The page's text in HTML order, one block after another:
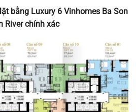
bằng Luxury 6 Vinhomes Ba Son
River chính xác